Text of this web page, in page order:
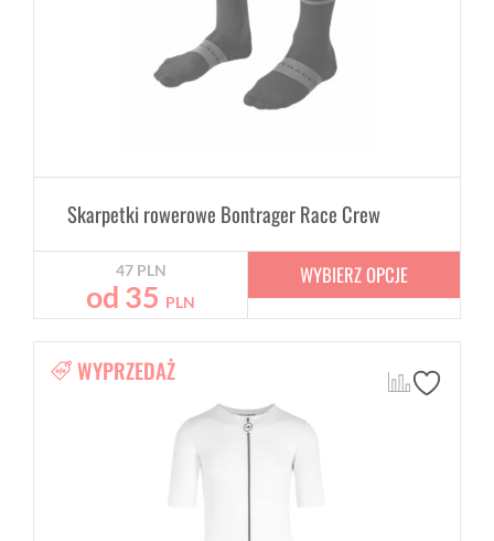
Skarpetki rowerowe Bontrager Race Crew
47 PLN
od 35 PLN
WYBIERZ OPCJE
WYPRZEDAŻ